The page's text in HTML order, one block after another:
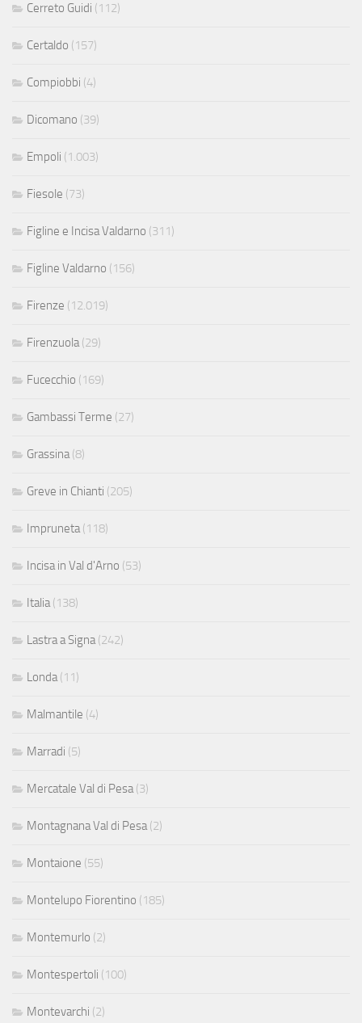
Cerreto Guidi (112)
Certaldo (157)
Compiobbi (4)
Dicomano (39)
Empoli (1.003)
Fiesole (73)
Figline e Incisa Valdarno (311)
Figline Valdarno (156)
Firenze (12.019)
Firenzuola(29)
Fucecchio (169)
Gambassi Terme (27)
Grassina(8)
Greve in Chianti (205)
Impruneta(118)
Incisa in Val d'Arno (53)
Italia(138)
Lastra a Signa(242)
Londa(11)
Malmantile (4)
Marradi (5)
Mercatale Val di Pesa(3)
Montagnana Val di Pesa(2)
Montaione (55)
Montelupo Fiorentino (185)
Montemurlo (2)
Montespertoli (100)
Montevarchi (2)